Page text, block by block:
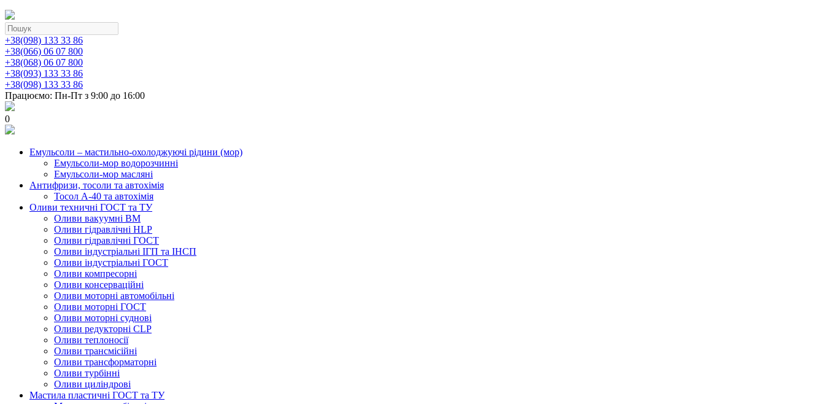
+38(098) 133 33 86
+38(066) 06 07 800
+38(068) 06 07 800
+38(093) 133 33 86
+38(098) 133 33 86
Працюємо: Пн-Пт з 9:00 до 16:00
0
Емульсоли – мастильно-охолоджуючі рідини (мор)
Емульсоли-мор водорозчинні
Емульсоли-мор масляні
Антифризи, тосоли та автохімія
Тосол А-40 та автохімія
Оливи техничні ГОСТ та ТУ
Оливи вакуумні ВМ
Оливи гідравлічні HLP
Оливи гідравлічні ГОСТ
Оливи індустріальні ІГП та ІНСП
Оливи індустріальні ГОСТ
Оливи компресорні
Оливи консерваційні
Оливи моторні автомобільні
Оливи моторні ГОСТ
Оливи моторні суднові
Оливи редукторні CLP
Оливи теплоносії
Оливи трансмісійні
Оливи трансформаторні
Оливи турбінні
Оливи циліндрові
Мастила пластичні ГОСТ та ТУ